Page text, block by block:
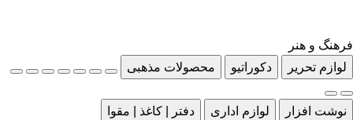
فرهنگ و هنر
لوازم تحریر
دکوراتیو محصولات مذهبی
نوشت افزار لوازم اداری
دفتر | کاغذ | مقوا